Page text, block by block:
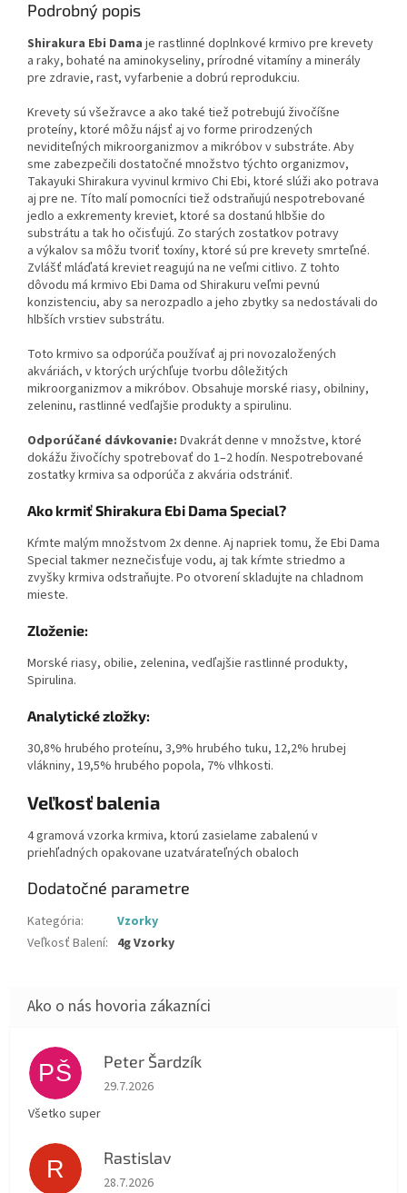
Podrobný popis
Shirakura Ebi Dama je rastlinné doplnkové krmivo pre krevety
a raky, bohaté na aminokyseliny, prírodné vitamíny a minerály
pre zdravie, rast, vyfarbenie a dobrú reprodukciu.
Krevety sú všežravce a ako také tiež potrebujú živočíšne
proteíny, ktoré môžu nájsť aj vo forme prirodzených
neviditeľných mikroorganizmov a mikróbov v substráte. Aby
sme zabezpečili dostatočné množstvo týchto organizmov,
Takayuki Shirakura vyvinul krmivo Chi Ebi, ktoré slúži ako potrava
aj pre ne. Títo malí pomocníci tiež odstraňujú nespotrebované
jedlo a exkrementy kreviet, ktoré sa dostanú hlbšie do
substrátu a tak ho očisťujú. Zo starých zostatkov potravy
a výkalov sa môžu tvoriť toxíny, ktoré sú pre krevety smrteľné.
Zvlášť mláďatá kreviet reagujú na ne veľmi citlivo. Z tohto
dôvodu má krmivo Ebi Dama od Shirakuru veľmi pevnú
konzistenciu, aby sa nerozpadlo a jeho zbytky sa nedostávali do
hlbších vrstiev substrátu.
Toto krmivo sa odporúča používať aj pri novozaložených
akváriách, v ktorých urýchľuje tvorbu dôležitých
mikroorganizmov a mikróbov. Obsahuje morské riasy, obilniny,
zeleninu, rastlinné vedľajšie produkty a spirulinu.
Odporúčané dávkovanie: Dvakrát denne v množstve, ktoré
dokážu živočíchy spotrebovať do 1–2 hodín. Nespotrebované
zostatky krmiva sa odporúča z akvária odstrániť.
Ako krmiť Shirakura Ebi Dama Special?
Kŕmte malým množstvom 2x denne. Aj napriek tomu, že Ebi Dama
Special takmer neznečisťuje vodu, aj tak kŕmte striedmo a
zvyšky krmiva odstraňujte. Po otvorení skladujte na chladnom
mieste.
Zloženie:
Morské riasy, obilie, zelenina, vedľajšie rastlinné produkty,
Spirulina.
Analytické zložky:
30,8% hrubého proteínu, 3,9% hrubého tuku, 12,2% hrubej
vlákniny, 19,5% hrubého popola, 7% vlhkosti.
Veľkosť balenia
4 gramová vzorka krmiva, ktorú zasielame zabalenú v
priehľadných opakovane uzatvárateľných obaloch
Dodatočné parametre
Kategória:
Vzorky
Veľkosť Balení: 4g Vzorky
PŠ Peter Šardzík
Hodnotenie obchodu je 5 z 5 hviezdičiek.
29.7.2026
Všetko super
R Rastislav
Hodnotenie obchodu je 5 z 5 hviezdičiek.
28.7.2026